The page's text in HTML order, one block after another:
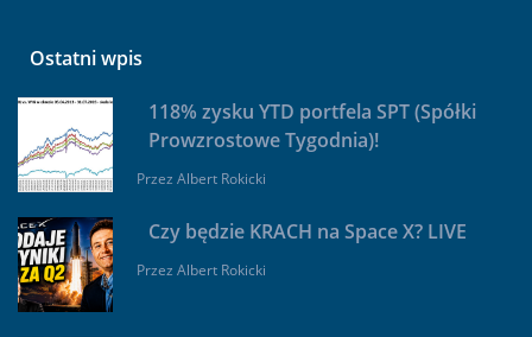
Ostatni wpis
118% zysku YTD portfela SPT (Spółki
Prowzrostowe Tygodnia)!
Przez Albert Rokicki
Czy będzie KRACH na Space X? LIVE
Przez Albert Rokicki